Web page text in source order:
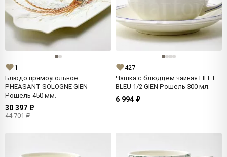
1
Блюдо прямоугольное
PHEASANT SOLOGNE GIEN
Рошель 450 мм.
30 397 ₽
44 701 ₽
427
Чашка с блюдцем чайная FILET
BLEU 1/2 GIEN Рошель 300 мл.
6 994 ₽